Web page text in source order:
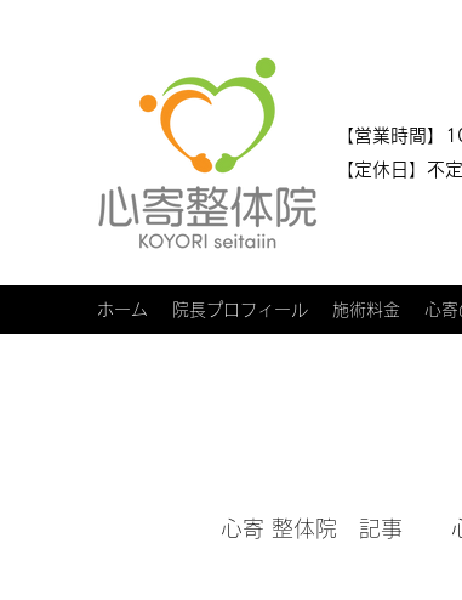
【営業時間
【定休日】不
ホーム 院長プロフィール 施術料金 心寄
心寄 整体院 記事